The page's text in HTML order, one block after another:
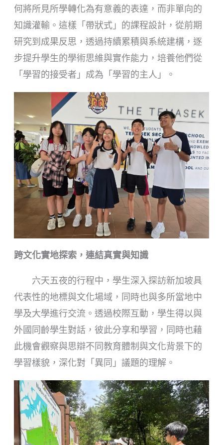
何將所見所學轉化為有意義的表達，而非單向的
知識灌輸。這樣「帶狀式」的課程設計，從前期
研究到成果反思，透過持續累積與系統建構，逐
步提升學生的學術思維與實作能力，培養他們從
「學習的接受者」成為「學習的主人」。
跨文化實地探索，連結真實與知識
六天五夜的行程中，學生深入探訪新加坡具
代表性的地標與文化場域，同時也與多所當地中
學及大學進行交流。透過校際互動，學生得以與
外國同齡學生對話，彼此分享和學習，同時也藉
此機會觀察與思辯不同教育體制與文化背景下的
學習樣貌，深化對「異同」議題的理解。